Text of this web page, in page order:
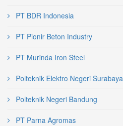
PT BDR Indonesia
PT Pionir Beton Industry
PT Murinda Iron Steel
Polteknik Elektro Negeri Surabaya
Polteknik Negeri Bandung
PT Parna Agromas